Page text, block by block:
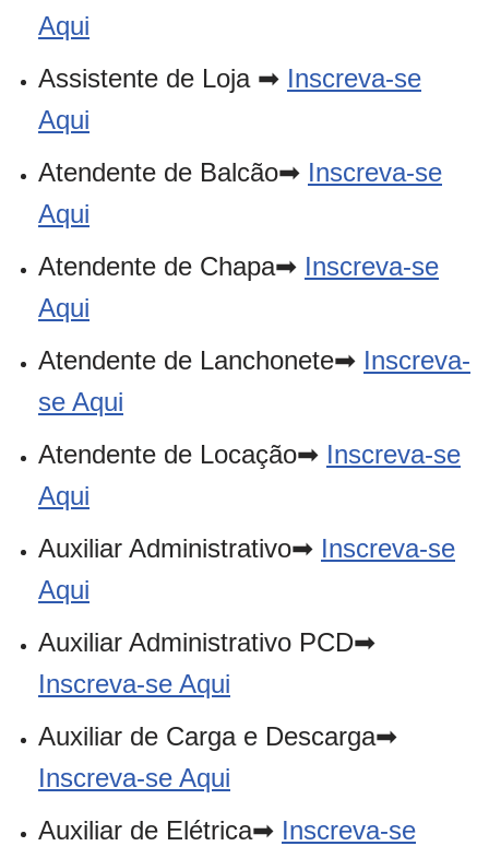
Aqui
Assistente de Loja ➡ Inscreva-se
Aqui
Atendente de Balcão➡ Inscreva-se
Aqui
Atendente de Chapa➡ Inscreva-se
Aqui
Atendente de Lanchonete➡ Inscreva-
se Aqui
Atendente de Locação➡ Inscreva-se
Aqui
Auxiliar Administrativo➡ Inscreva-se
Aqui
Auxiliar Administrativo PCD➡
Inscreva-se Aqui
Auxiliar de Carga e Descarga➡
Inscreva-se Aqui
Auxiliar de Elétrica➡ Inscreva-se